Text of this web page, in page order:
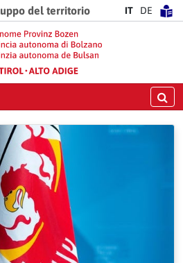
principale
del territorio IT DE